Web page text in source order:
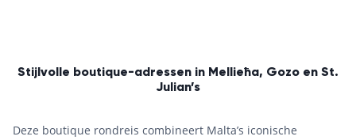
Stijlvolle boutique-adressen in Mellieħa, Gozo en St.
Julian’s
Deze boutique rondreis combineert Malta’s iconische